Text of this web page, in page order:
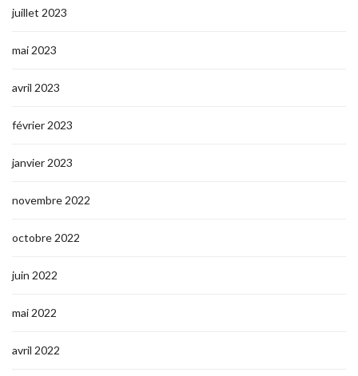
juillet 2023
mai 2023
avril 2023
février 2023
janvier 2023
novembre 2022
octobre 2022
juin 2022
mai 2022
avril 2022